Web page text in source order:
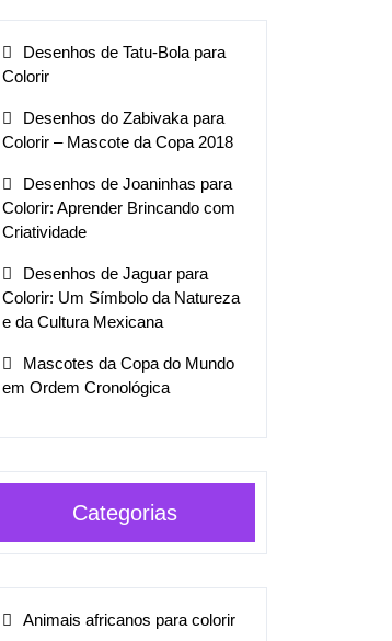
Desenhos de Tatu-Bola para
Colorir
Desenhos do Zabivaka para
Colorir – Mascote da Copa 2018
Desenhos de Joaninhas para
Colorir: Aprender Brincando com
Criatividade
Desenhos de Jaguar para
Colorir: Um Símbolo da Natureza
e da Cultura Mexicana
Mascotes da Copa do Mundo
em Ordem Cronológica
Categorias
Animais africanos para colorir